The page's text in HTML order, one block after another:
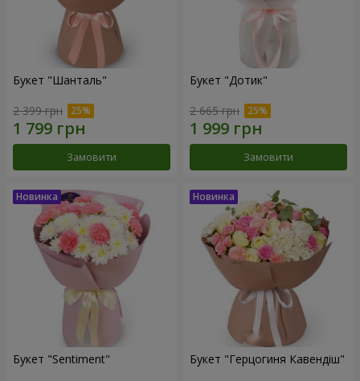
Букет "Шанталь"
2 399 грн
Замовити
Букет "Дотик"
2 665 грн
Замовити
Букет "Sentiment" Букет "Герцогиня Кавендіш"